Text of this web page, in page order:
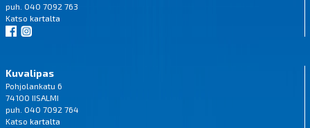
puh. 040 7092 763
Katso kartalta
Kuvalipas
Pohjolankatu 6
74100 IISALMI
puh. 040 7092 764
Katso kartalta